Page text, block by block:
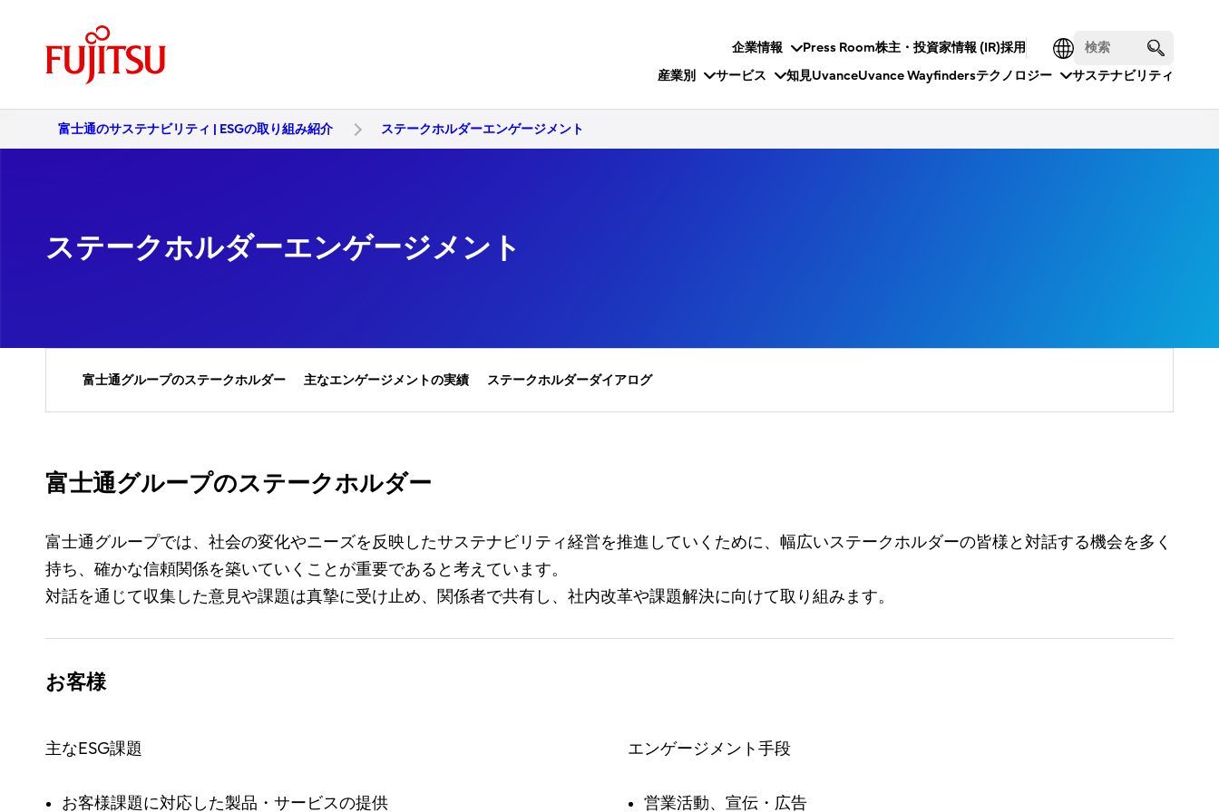
企業情報 Press Room株主・投資家情報 (IR)採用
産業別
サービス 知見UvanceUvance Wayfindersテクノロジー サステナビリティ
富士通のサステナビリティ | ESGの取り組み紹介 ステークホルダーエンゲージメント
ステークホルダーエンゲージメント
富士通グループのステークホルダー 主なエンゲージメントの実績 ステークホルダーダイアログ
富士通グループのステークホルダー
富士通グループでは、社会の変化やニーズを反映したサステナビリティ経営を推進していくために、幅広いステークホルダーの皆様と対話する機会を多く
持ち、確かな信頼関係を築いていくことが重要であると考えています。
対話を通じて収集した意見や課題は真摯に受け止め、関係者で共有し、社内改革や課題解決に向けて取り組みます。
お客様
主なESG課題
お客様課題に対応した製品・サービスの提供
エンゲージメント手段
営業活動、宣伝・広告